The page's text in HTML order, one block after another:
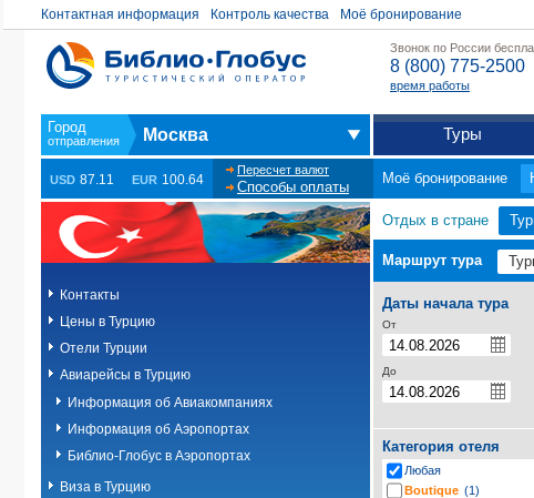
Контактная информация Контроль качества Моё бронирование
Звонок по России
8 (800) 775-2500
время работы
Москва Туры
USD 87.11 EUR 100.64
Пересчет валют
Способы оплаты
Моё бронирование
Контакты
Цены в Турцию
Отели Турции
Авиарейсы в Турцию
Информация об Авиакомпаниях
Информация об Аэропортах
Библио-Глобус в Аэропортах
Виза в Турцию
Отдых в стране
Маршрут тура
Даты начала тура
От
До
Категория отеля
Любая
Boutique (1)